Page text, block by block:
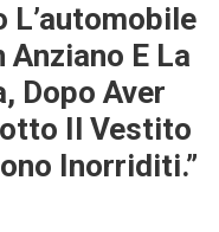
L’automobile
Anziano E La
Dopo Aver
Il Vestito
Inorriditi.”